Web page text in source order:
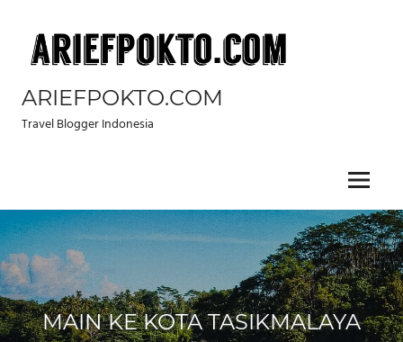
content
ARIEFPOKTO.COM
Travel Blogger Indonesia
Menu
MAIN KE KOTA TASIKMALAYA